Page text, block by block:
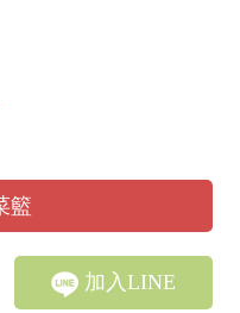
籃
加入LINE